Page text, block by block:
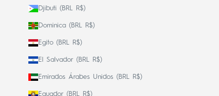
Djibuti (BRL R$)
Dominica (BRL R$)
Egito (BRL R$)
El Salvador (BRL R$)
Emirados Árabes Unidos (BRL R$)
Equador (BRL R$)